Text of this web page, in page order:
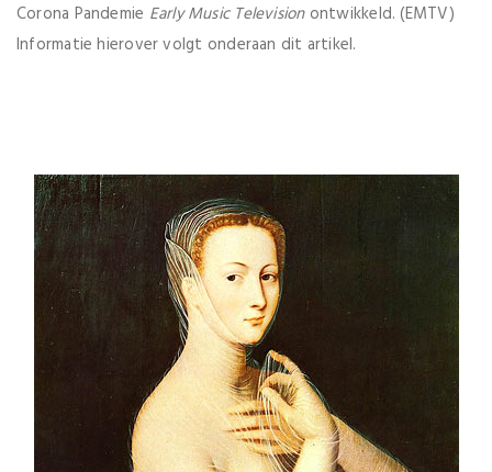
Corona Pandemie Early Music Televisionontwikkeld. (EMTV)
Informatie hierover volgt onderaan dit artikel.